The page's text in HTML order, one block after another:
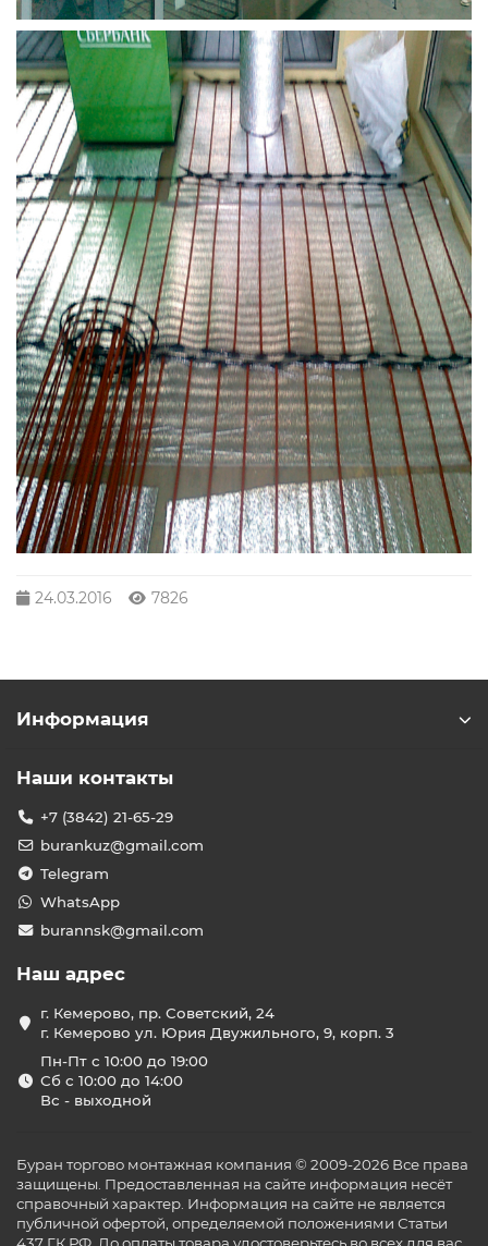
24.03.2016 7826
Информация
Наши контакты
+7 (3842) 21-65-29
burankuz@gmail.com
Telegram
WhatsApp
burannsk@gmail.com
Наш адрес
г. Кемерово, пр. Советский, 24
г. Кемерово ул. Юрия Двужильного, 9, корп. 3
Пн-Пт с 10:00 до 19:00
Сб с 10:00 до 14:00
Вс - выходной
Буран торгово монтажная компания © 2009-2026 Все права
защищены. Предоставленная на сайте информация несёт
справочный характер. Информация на сайте не является
публичной офертой, определяемой положениями Статьи